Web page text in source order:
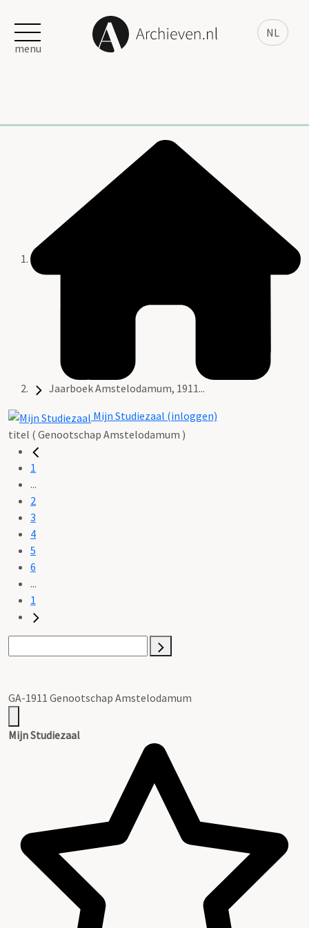
NL
menu
Jaarboek Amstelodamum, 1911...
Mijn Studiezaal (inloggen)
titel ( Genootschap Amstelodamum )
1
...
2
3
4
5
6
...
1
GA-1911 Genootschap Amstelodamum
Mijn Studiezaal